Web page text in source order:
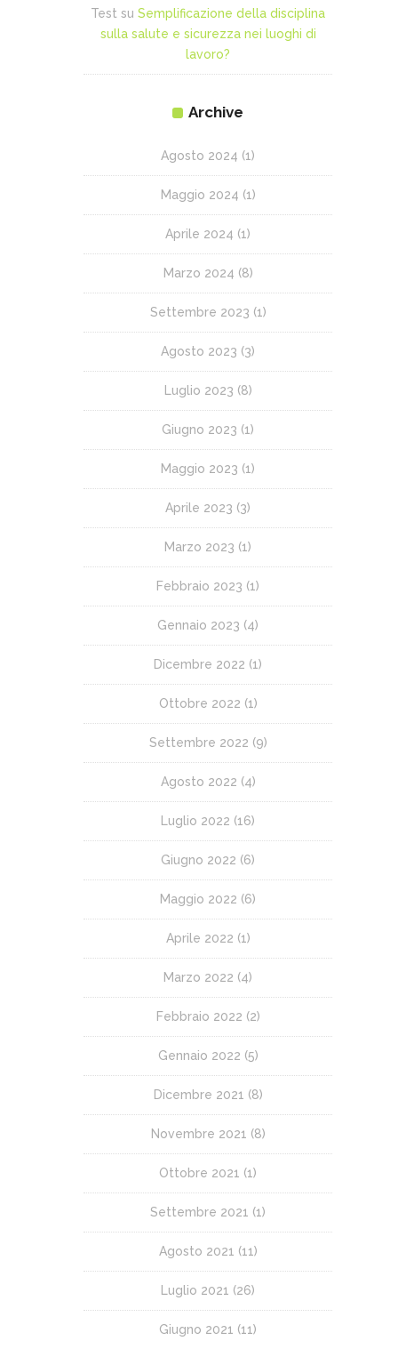
Test su Semplificazione della disciplina
sulla salute e sicurezza nei luoghi di
lavoro?
Archive
Agosto 2024 (1)
Maggio 2024 (1)
Aprile 2024 (1)
Marzo 2024 (8)
Settembre 2023 (1)
Agosto 2023 (3)
Luglio 2023 (8)
Giugno 2023 (1)
Maggio 2023 (1)
Aprile 2023 (3)
Marzo 2023 (1)
Febbraio 2023 (1)
Gennaio 2023 (4)
Dicembre 2022 (1)
Ottobre 2022 (1)
Settembre 2022 (9)
Agosto 2022 (4)
Luglio 2022 (16)
Giugno 2022 (6)
Maggio 2022 (6)
Aprile 2022 (1)
Marzo 2022 (4)
Febbraio 2022 (2)
Gennaio 2022 (5)
Dicembre 2021 (8)
Novembre 2021 (8)
Ottobre 2021 (1)
Settembre 2021 (1)
Agosto 2021 (11)
Luglio 2021 (26)
Giugno 2021 (11)